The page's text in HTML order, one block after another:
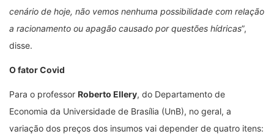
cenário de hoje, não vemos nenhuma possibilidade com relação
a racionamento ou apagão causado por questões hídricas”,
disse.
O fator Covid
Para o professor Roberto Ellery, do Departamento de
Economia da Universidade de Brasília (UnB), no geral, a
variação dos preços dos insumos vai depender de quatro itens: